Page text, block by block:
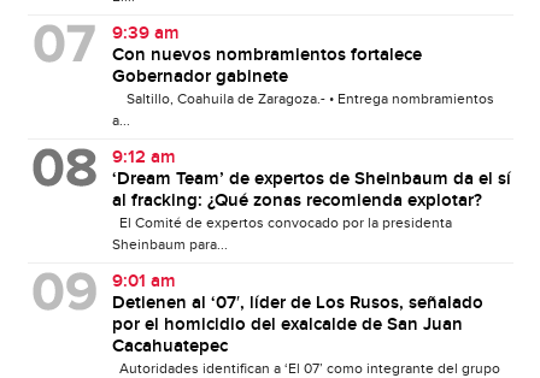
9:39 am
Con nuevos nombramientos fortalece
Gobernador gabinete
Saltillo, Coahuila de Zaragoza.- • Entrega nombramientos
a...
9:12 am
‘Dream Team’ de expertos de Sheinbaum da el sí
al fracking: ¿Qué zonas recomienda explotar?
El Comité de expertos convocado por la presidenta
Sheinbaum para...
9:01 am
Detienen al ‘07′, líder de Los Rusos, señalado
por el homicidio del exalcalde de San Juan
Cacahuatepec
Autoridades identifican a ‘El 07’ como integrante del grupo